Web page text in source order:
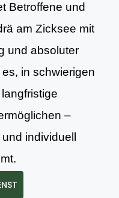
Betroffene und
am Zicksee mit
und absoluter
in schwierigen
–
individuell